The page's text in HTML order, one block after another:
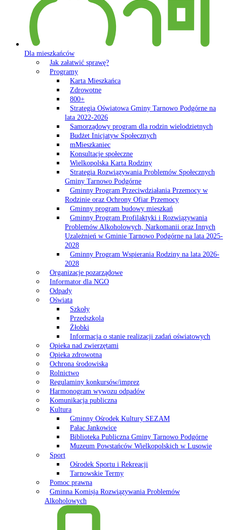
Dla mieszkańców
Jak załatwić sprawę?
Programy
Karta Mieszkańca
Zdrowotne
800+
Strategia Oświatowa Gminy Tarnowo Podgórne na
lata 2022-2026
Samorządowy program dla rodzin wielodzietnych
Budżet Inicjatyw Społecznych
mMieszkaniec
Konsultacje społeczne
Wielkopolska Karta Rodziny
Strategia Rozwiązywania Problemów Społecznych
Gminy Tarnowo Podgórne
Gminny Program Przeciwdziałania Przemocy w
Rodzinie oraz Ochrony Ofiar Przemocy
Gminny program budowy mieszkań
Gminny Program Profilaktyki i Rozwiązywania
Problemów Alkoholowych, Narkomanii oraz Innych
Uzależnień w Gminie Tarnowo Podgórne na lata 2025-
2028
Gminny Program Wspierania Rodziny na lata 2026-
2028
Organizacje pozarządowe
Informator dla NGO
Odpady
Oświata
Szkoły
Przedszkola
Żłobki
Informacja o stanie realizacji zadań oświatowych
Opieka nad zwierzętami
Opieka zdrowotna
Ochrona środowiska
Rolnictwo
Regulaminy konkursów/imprez
Harmonogram wywozu odpadów
Komunikacja publiczna
Kultura
Gminny Ośrodek Kultury SEZAM
Pałac Jankowice
Biblioteka Publiczna Gminy Tarnowo Podgórne
Muzeum Powstańców Wielkopolskich w Lusowie
Sport
Ośrodek Sportu i Rekreacji
Tarnowskie Termy
Pomoc prawna
Gminna Komisja Rozwiązywania Problemów
Alkoholowych